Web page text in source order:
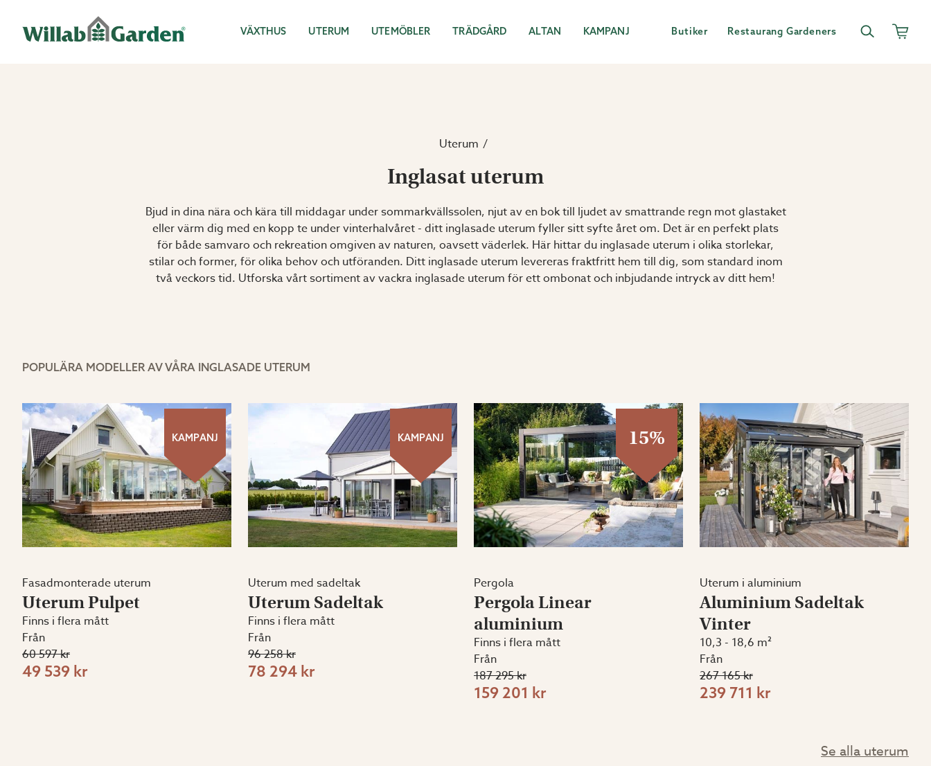
VÄXTHUS UTERUM UTEMÖBLER TRÄDGÅRD ALTAN KAMPANJ Butiker Restaurang Gardeners
Uterum
Inglasat uterum
Bjud in dina nära och kära till middagar under sommarkvällssolen, njut av en bok till ljudet av smattrande regn mot glastaket
eller värm dig med en kopp te under vinterhalvåret - ditt inglasade uterum fyller sitt syfte året om. Det är en perfekt plats
för både samvaro och rekreation omgiven av naturen, oavsett väderlek. Här hittar du inglasade uterum i olika storlekar,
stilar och former, för olika behov och utföranden. Ditt inglasade uterum levereras fraktfritt hem till dig, som standard inom
två veckors tid. Utforska vårt sortiment av vackra inglasade uterum för ett ombonat och inbjudande intryck av ditt hem!
POPULÄRA MODELLER AV VÅRA INGLASADE UTERUM
KAMPANJ
Fasadmonterade uterum
Uterum Pulpet
Finns i flera mått
Från
60 597 kr
49 539 kr
KAMPANJ
Uterum med sadeltak
Uterum Sadeltak
Finns i flera mått
Från
96 258 kr
78 294 kr
15%
Pergola
Pergola Linear
aluminium
Finns i flera mått
Från
187 295 kr
159 201 kr
Uterum i aluminium
Aluminium Sadeltak
Vinter
10,3 - 18,6 m²
Från
267 165 kr
239 711 kr
Se alla uterum